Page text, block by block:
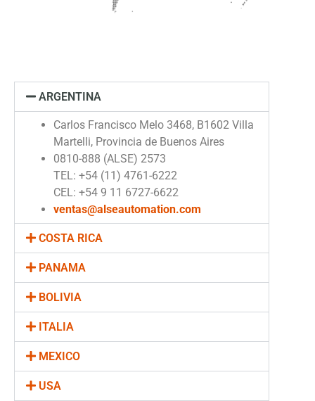
ARGENTINA
Carlos Francisco Melo 3468, B1602 Villa
Martelli, Provincia de Buenos Aires
0810-888 (ALSE) 2573
TEL: +54 (11) 4761-6222
CEL: +54 9 11 6727-6622
ventas@alseautomation.com
COSTA RICA
PANAMA
BOLIVIA
ITALIA
MEXICO
USA